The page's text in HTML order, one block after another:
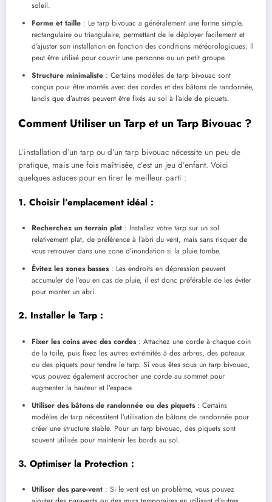
soleil.
Forme et taille : Le tarp bivouac a généralement une forme simple,
rectangulaire ou triangulaire, permettant de le déployer facilement et
d’ajuster son installation en fonction des conditions météorologiques. Il
peut être utilisé pour couvrir une personne ou un petit groupe.
Structure minimaliste : Certains modèles de tarp bivouac sont
conçus pour être montés avec des cordes et des bâtons de randonnée,
tandis que d’autres peuvent être fixés au sol à l’aide de piquets.
Comment Utiliser un Tarp et un Tarp Bivouac ?
L’installation d’un tarp ou d’un tarp bivouac nécessite un peu de
pratique, mais une fois maîtrisée, c’est un jeu d’enfant. Voici
quelques astuces pour en tirer le meilleur parti :
1. Choisir l’emplacement idéal :
Recherchez un terrain plat : Installez votre tarp sur un sol
relativement plat, de préférence à l’abri du vent, mais sans risquer de
vous retrouver dans une zone d’inondation si la pluie tombe.
Évitez les zones basses: Les endroits en dépression peuvent
accumuler de l’eau en cas de pluie, il est donc préférable de les éviter
pour monter un abri.
2. Installer le Tarp :
Fixer les coins avec des cordes: Attachez une corde à chaque coin
de la toile, puis fixez les autres extrémités à des arbres, des poteaux
ou des piquets pour tendre le tarp. Si vous êtes sous un tarp bivouac,
vous pouvez également accrocher une corde au sommet pour
augmenter la hauteur et l’espace.
Utiliser des bâtons de randonnée ou des piquets: Certains
modèles de tarp nécessitent l’utilisation de bâtons de randonnée pour
créer une structure stable. Pour un tarp bivouac, des piquets sont
souvent utilisés pour maintenir les bords au sol.
3. Optimiser la Protection :
Utiliser des pare-vent : Si le vent est un problème, vous pouvez